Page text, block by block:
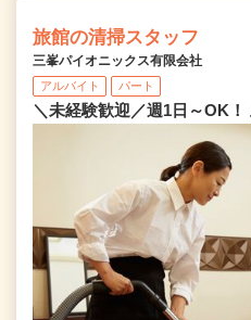
旅館の清掃スタッフ
三峯パイオニックス有限会社
アルバイト パート
＼未経験歓迎／週1日～OK！